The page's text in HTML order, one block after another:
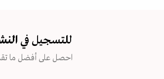
للتسجيل في
احصل على أفضل ما